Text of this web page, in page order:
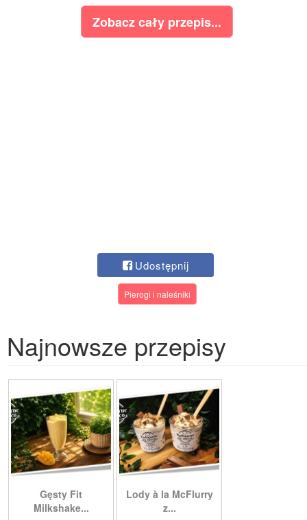
Zobacz cały przepis...
Udostępnij
Pierogi i naleśniki
Najnowsze przepisy
Gęsty Fit
Milkshake...
Lody à la McFlurry
z...